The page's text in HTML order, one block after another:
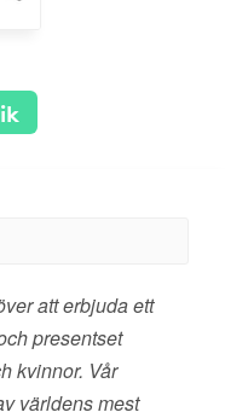
att erbjuda ett
presentset
kvinnor. Vår
världens mest